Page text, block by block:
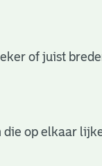
of juist
op elkaar